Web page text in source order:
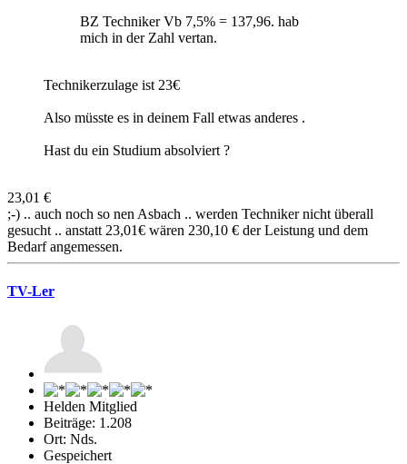
BZ Techniker Vb 7,5% = 137,96. hab
mich in der Zahl vertan.
Technikerzulage ist 23€
Also müsste es in deinem Fall etwas anderes .
Hast du ein Studium absolviert ?
23,01 €
;-) .. auch noch so nen Asbach .. werden Techniker nicht überall
gesucht .. anstatt 23,01€ wären 230,10 € der Leistung und dem
Bedarf angemessen.
TV-Ler
Helden Mitglied
Beiträge: 1.208
Ort: Nds.
Gespeichert